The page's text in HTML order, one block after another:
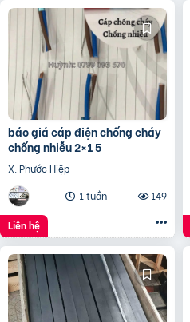
báo giá cáp điện chống cháy
chống nhiễu 2×1 5
X. Phước Hiệp
1 tuần
149
Liên hệ